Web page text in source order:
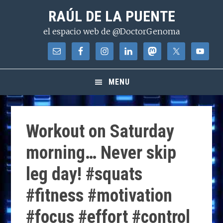
contenido
RAÚL DE LA PUENTE
el espacio web de @DoctorGenoma
MENU
Workout on Saturday
morning… Never skip
leg day! #squats
#fitness #motivation
#focus #effort #control